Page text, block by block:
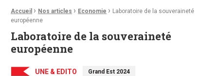
Fil d'Ariane :
Accueil › Nos articles › Economie › Laboratoire de la souveraineté
européenne
Laboratoire de la souveraineté
européenne
UNE & EDITO Grand Est 2024